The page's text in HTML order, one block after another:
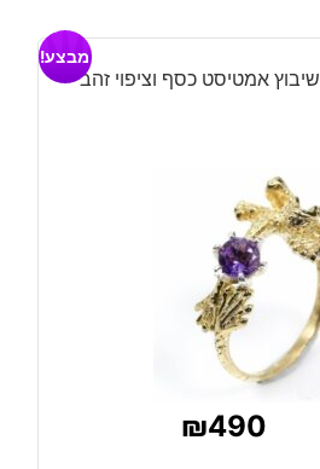
אמטיסט כסף וציפוי זהב
מבצע!
₪490